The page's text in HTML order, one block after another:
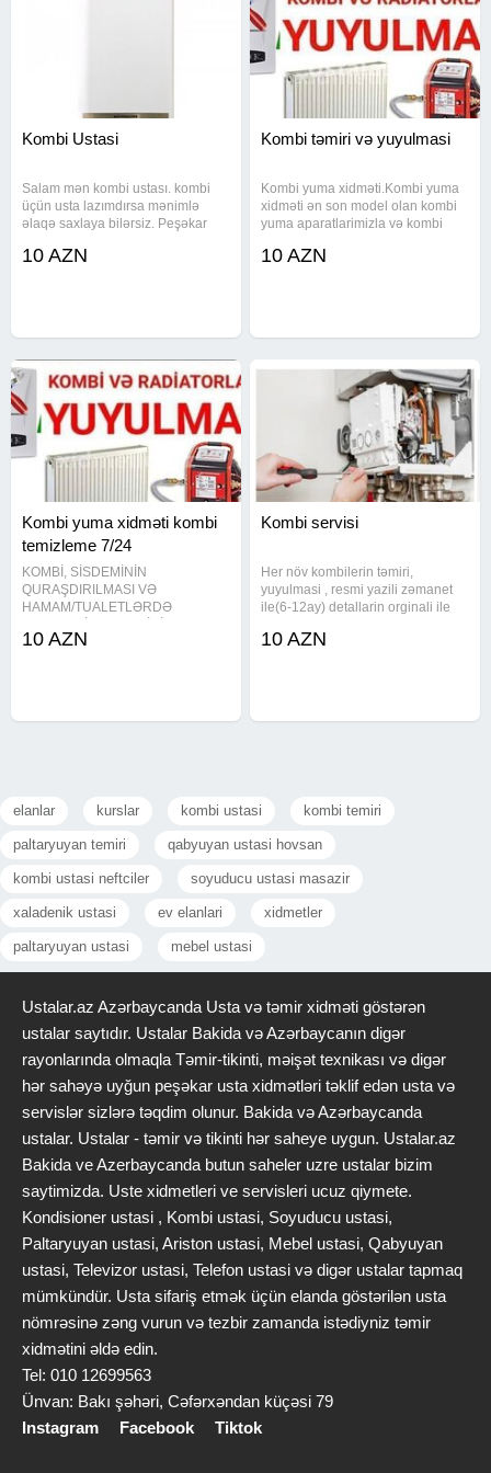
Kombi Ustasi
Salam mən kombi ustası. kombi
üçün usta lazımdırsa mənimlə
əlaqə saxlaya bilərsiz. Peşəkar
10 AZN
Kombi təmiri və yuyulmasi
Kombi yuma xidməti.Kombi yuma
xidməti ən son model olan kombi
yuma aparatlarimizla və kombi
təmizlənir. #kombi usdası #kombi
10 AZN
Kombi yuma xidməti kombi
temizleme 7/24
KOMBİ, SİSDEMİNİN
QURAŞDIRILMASI VƏ
HAMAM/TUALETLƏRDƏ
GÖRÜLMƏSİNDƏ DƏ MÜRACİƏT
10 AZN
Kombi servisi
Her növ kombilerin təmiri,
yuyulmasi , resmi yazili zəmanet
ile(6-12ay) detallarin orginali ile
ustasi Konbi ustasi Kombi ustası
10 AZN
elanlar kurslar kombi ustasi kombi temiri
paltaryuyan temiri qabyuyan ustasi hovsan
kombi ustasi neftciler soyuducu ustasi masazir
xaladenik ustasi ev elanlari xidmetler
paltaryuyan ustasi mebel ustasi
Ustalar.az Azərbaycanda Usta və təmir xidməti göstərən
ustalar saytıdır. Ustalar Bakida və Azərbaycanın digər
rayonlarında olmaqla Təmir-tikinti, məişət texnikası və digər
hər sahəyə uyğun peşəkar usta xidmətləri təklif edən usta və
servislər sizlərə təqdim olunur. Bakida və Azərbaycanda
ustalar. Ustalar - təmir və tikinti hər saheye uygun. Ustalar.az
Bakida ve Azerbaycanda butun saheler uzre ustalar bizim
saytimizda. Uste xidmetleri ve servisleri ucuz qiymete.
Kondisioner ustasi , Kombi ustasi, Soyuducu ustasi,
Paltaryuyan ustasi, Ariston ustasi, Mebel ustasi, Qabyuyan
ustasi, Televizor ustasi, Telefon ustasi və digər ustalar tapmaq
mümkündür. Usta sifariş etmək üçün elanda göstərilən usta
nömrəsinə zəng vurun və tezbir zamanda istədiyniz təmir
xidmətini əldə edin.
Tel: 010 12699563
Ünvan: Bakı şəhəri, Cəfərxəndan küçəsi 79
Instagram
Facebook Tiktok